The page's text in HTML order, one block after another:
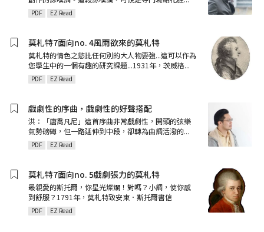
PDF EZ Read
莫札特7面向no. 4風雨欲來的莫札特
莫札特的情色之慾比任何別的大人物要強...這可以作為
您學生中的一個有趣的研究課題...1931年，茨威格...
PDF EZ Read
戲劇性的序曲，戲劇性的好聲搭配
洪：「唐喬凡尼」這首序曲非常戲劇性，開頭的弦樂
氣勢磅礡，但一路延伸到中段，卻轉為曲調活潑的...
PDF EZ Read
莫札特7面向no. 5戲劇張力的莫札特
最親愛的斯托爾，你星光燦爛！對嗎？小調，使你感
到舒服？1791年，莫札特致安東．斯托爾書信
PDF EZ Read